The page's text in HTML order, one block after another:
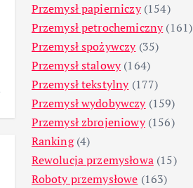
Przemysł papierniczy(154)
Przemysł petrochemiczny(161)
Przemysł spożywczy(35)
Przemysł stalowy(164)
Przemysł tekstylny(177)
Przemysł wydobywczy(159)
Przemysł zbrojeniowy(156)
Ranking(4)
Rewolucja przemysłowa(15)
Roboty przemysłowe (163)